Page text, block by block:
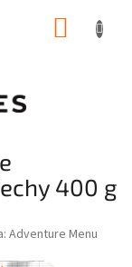
400 g
Adventure Menu